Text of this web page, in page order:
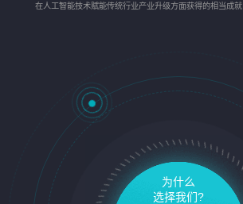
在人工智能技术赋能传统行业产业升级方面获得的相当成就
为什么
选择我们?